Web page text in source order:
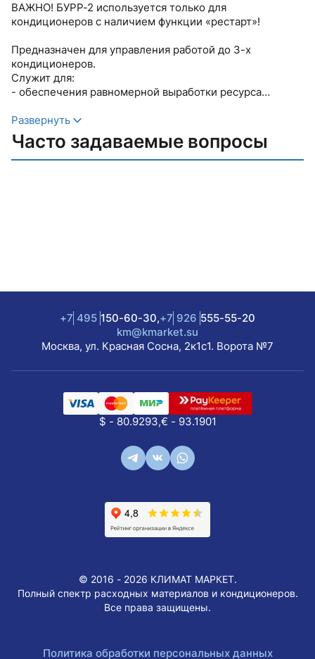
ВАЖНО! БУРР-2 используется только для
кондиционеров с наличием функции «рестарт»!
Предназначен для управления работой до 3-х
кондиционеров.
Служит для:
- обеспечения равномерной выработки ресурса
- переключения на резервный кондиционер при отказе
основного с выдачей сигнала о неисправности
- подключения резервного или резервных
кондиционеров при недостаточной мощности
- возможность установки на объектах, где применяется
- простота установки и подключения
Развернуть
Часто задаваемые вопросы
+7 495 150-60-30,+7 926 555-55-20
km@kmarket.su
Москва, ул. Красная Сосна, 2к1с1. Ворота №7
$ - 80.9293,€ - 93.1901
© 2016 - 2026 КЛИМАТ МАРКЕТ.
Полный спектр расходных материалов и кондиционеров.
Все права защищены.
Политика обработки персональных данных